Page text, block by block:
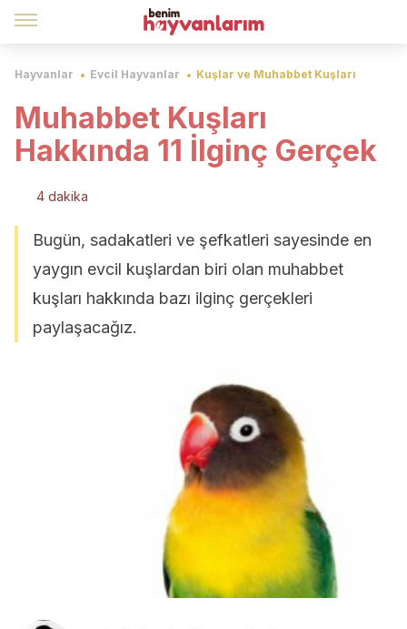
Hayvanlar Evcil Hayvanlar Kuşlar ve Muhabbet Kuşları
Muhabbet Kuşları
Hakkında 11 İlginç Gerçek
4 dakika
Bugün, sadakatleri ve şefkatleri sayesinde en
yaygın evcil kuşlardan biri olan muhabbet
kuşları hakkında bazı ilginç gerçekleri
paylaşacağız.